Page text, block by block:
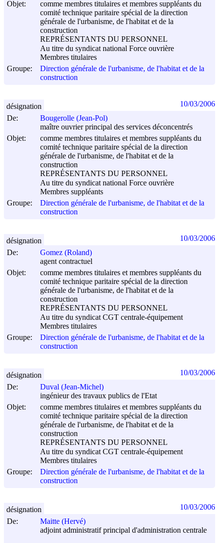
Objet:
comme membres titulaires et membres suppléants du
comité technique paritaire spécial de la direction
générale de l'urbanisme, de l'habitat et de la
construction
REPRÉSENTANTS DU PERSONNEL
Au titre du syndicat national Force ouvrière
Membres titulaires
Groupe:
Direction générale de l'urbanisme, de l'habitat et de la
construction
De:
Bougerolle (Jean-Pol)
maître ouvrier principal des services déconcentrés
Objet:
comme membres titulaires et membres suppléants du
comité technique paritaire spécial de la direction
générale de l'urbanisme, de l'habitat et de la
construction
REPRÉSENTANTS DU PERSONNEL
Au titre du syndicat national Force ouvrière
Membres suppléants
Groupe:
Direction générale de l'urbanisme, de l'habitat et de la
construction
désignation 10/03/2006
De:
Gomez (Roland)
agent contractuel
Objet:
comme membres titulaires et membres suppléants du
comité technique paritaire spécial de la direction
générale de l'urbanisme, de l'habitat et de la
construction
REPRÉSENTANTS DU PERSONNEL
Au titre du syndicat CGT centrale-équipement
Membres titulaires
Groupe:
Direction générale de l'urbanisme, de l'habitat et de la
construction
désignation 10/03/2006
De:
Duval (Jean-Michel)
ingénieur des travaux publics de l'Etat
Objet:
comme membres titulaires et membres suppléants du
comité technique paritaire spécial de la direction
générale de l'urbanisme, de l'habitat et de la
construction
REPRÉSENTANTS DU PERSONNEL
Au titre du syndicat CGT centrale-équipement
Membres titulaires
Groupe:
Direction générale de l'urbanisme, de l'habitat et de la
construction
désignation 10/03/2006
De:
Maitte (Hervé)
adjoint administratif principal d'administration centrale
désignation 10/03/2006